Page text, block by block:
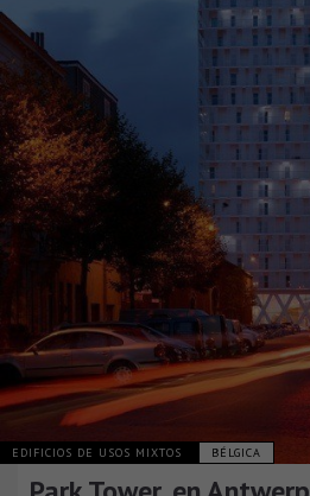
EDIFICIOS DE USOS MIXTOS BÉLGICA